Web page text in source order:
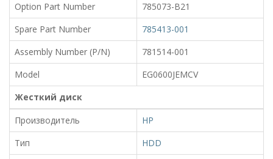
Option Part Number
785073-B21
Spare Part Number
785413-001
Assembly Number (P/N)
781514-001
Model
EG0600JEMCV
Жесткий диск
Производитель
HP
Тип
HDD